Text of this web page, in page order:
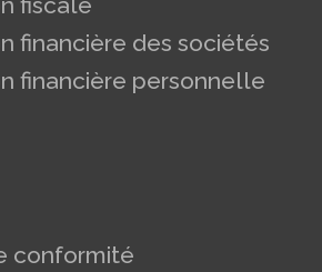
financière des sociétés
financière personnelle
conformité